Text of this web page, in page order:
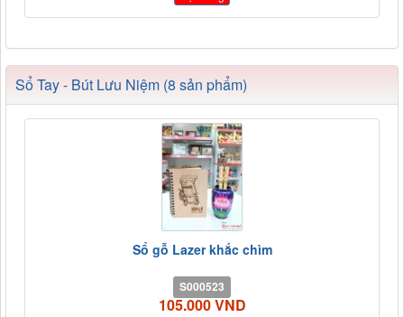
Sổ Tay - Bút Lưu Niệm (8 sản phẩm)
Sổ gỗ Lazer khắc chìm
S000523
105.000 VND